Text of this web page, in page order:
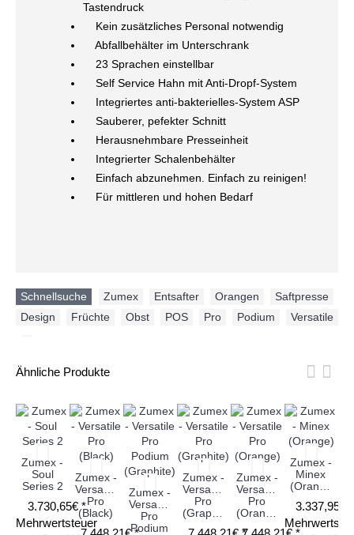
Tastendruck
Kein zusätzliches Personal notwendig
Abfallbehälter im Unterschrank
23 Sprachen einstellbar
Self Service Hahn mit Anti-Dropf-System
Integriertes anti-bakterielles-System ASP
Sauberer, pefekter Schnitt
Herausnehmbare Presseinheit
Integrierter Schalenbehälter
Einfach abzunehmen. Einfach zu reinigen!
Für mittleren und hohen Bedarf
Schnellsuche Zumex Entsafter Orangen Saftpresse
Design
Früchte Obst POS Pro Podium
Versatile
Ähnliche Produkte
Zumex -
Soul
Series 2
3.730,65€ *
Mehrwertsteuer
Zumex -
Versatile
Pro
(Black)
Zumex -
Versatile
Pro
Podium
Zumex -
Versatile
Pro
(Graphite)
Zumex -
Versatile
Pro
Zumex -
Minex
3.337,95€ *